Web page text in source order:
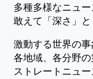
多種多様なニュー
敢えて「深さ」と
激動する世界の事
各地域、各分野の
ストレートニュ